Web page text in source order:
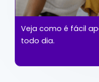
Veja como é fácil
todo dia.